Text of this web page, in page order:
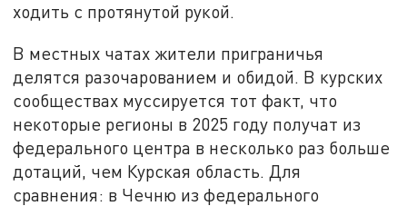
ходить с протянутой рукой.
В местных чатах жители приграничья
делятся разочарованием и обидой. В курских
сообществах муссируется тот факт, что
некоторые регионы в 2025 году получат из
федерального центра в несколько раз больше
дотаций, чем Курская область. Для
сравнения: в Чечню из федерального